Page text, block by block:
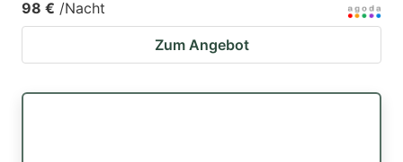
98 € /Nacht
Zum Angebot